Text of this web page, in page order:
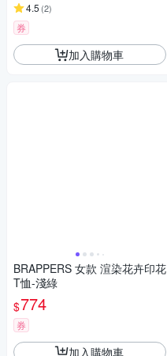
4.5 (2)
券
加入購物車
BRAPPERS 女款 渲染花卉印花
T恤-淺綠
$774
券
加入購物車